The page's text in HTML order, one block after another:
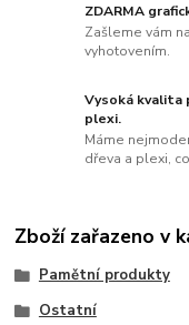
ZDARMA
Zašleme vám
vyhotovením.
Vysoká kvalita
plexi.
Máme
dřeva a plexi,
Zboží zařazeno v
Pamětní produkty
Ostatní